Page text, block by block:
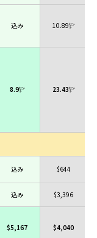
込み 10.89㌣
8.9㌣ 23.43㌣
込み $644
込み $3,396
$5,167 $4,040